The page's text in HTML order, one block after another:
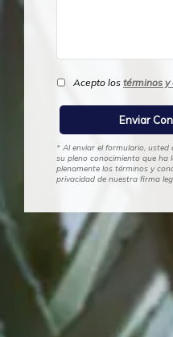
Acepto los términos y
* Al enviar el formulario,
su pleno conocimiento que ha
plenamente los términos y
privacidad de nuestra firma